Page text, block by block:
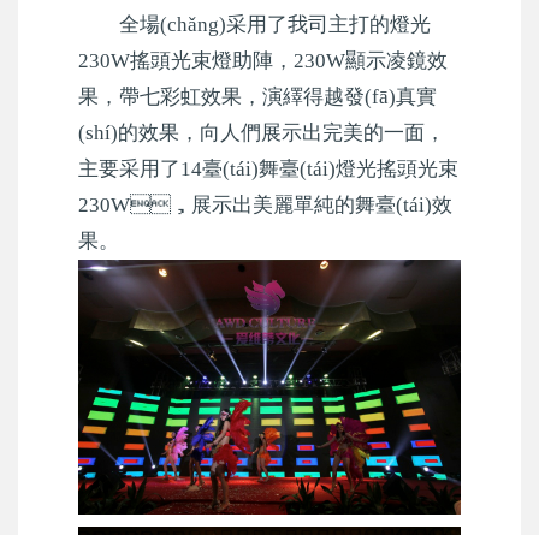
全場(chǎng)采用了我司主打的燈光
230W搖頭光束燈助陣，230W顯示凌鏡效
果，帶七彩虹效果，演繹得越發(fā)真實
(shí)的效果，向人們展示出完美的一面，
主要采用了14臺(tái)舞臺(tái)燈光搖頭光束
230W，展示出美麗單純的舞臺(tái)效
果。